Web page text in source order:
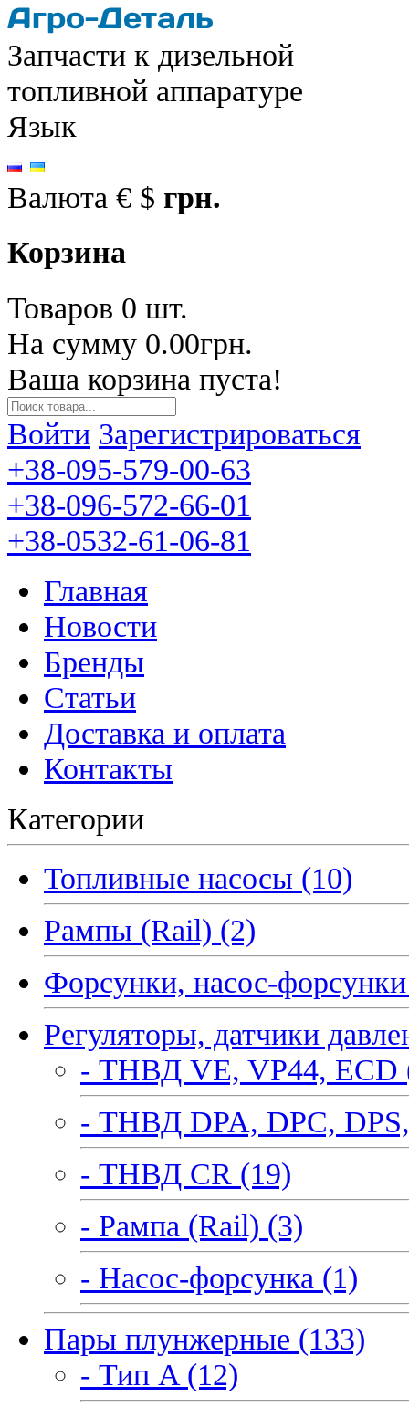
Запчасти к дизельной
топливной аппаратуре
Язык
Валюта € $ грн.
Корзина
Товаров 0 шт.
На сумму 0.00грн.
Ваша корзина пуста!
Войти Зарегистрироваться
+38-095-579-00-63
+38-096-572-66-01
+38-0532-61-06-81
Главная
Новости
Бренды
Статьи
Доставка и оплата
Контакты
Категории
Топливные насосы (10)
Рампы (Rail) (2)
Форсунки, насос-
Регуляторы, датчики
- ТНВД VE, VP44, ECD
- ТНВД DPA, DPC,
- ТНВД CR (19)
- Рампа (Rail) (3)
- Насос-форсунка (1)
Пары плунжерные (133)
- Тип A (12)